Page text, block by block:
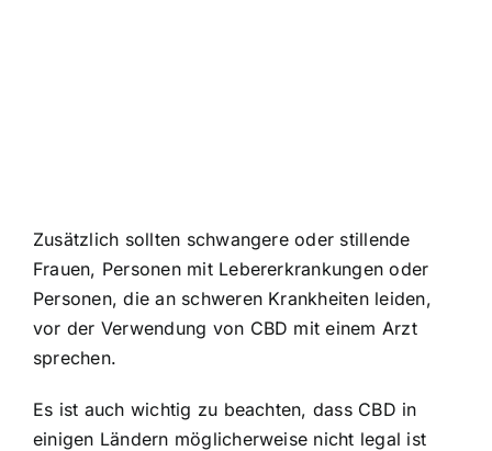
Zusätzlich sollten schwangere oder stillende
Frauen, Personen mit Lebererkrankungen oder
Personen, die an schweren Krankheiten leiden,
vor der Verwendung von CBD mit einem Arzt
sprechen.
Es ist auch wichtig zu beachten, dass CBD in
einigen Ländern möglicherweise nicht legal ist